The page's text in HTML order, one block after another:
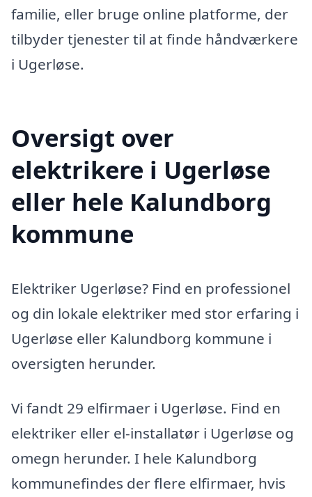
familie, eller bruge online platforme, der
tilbyder tjenester til at finde håndværkere
i Ugerløse.
Oversigt over
elektrikere i Ugerløse
eller hele Kalundborg
kommune
Elektriker Ugerløse? Find en professionel
og din lokale elektriker med stor erfaring i
Ugerløse eller Kalundborg kommune i
oversigten herunder.
Vi fandt 29 elfirmaer i Ugerløse. Find en
elektriker eller el-installatør i Ugerløse og
omegn herunder. I hele Kalundborg
kommunefindes der flere elfirmaer, hvis